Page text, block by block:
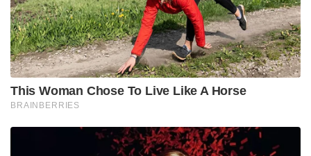
This Woman Chose To Live Like A Horse
BRAINBERRIES